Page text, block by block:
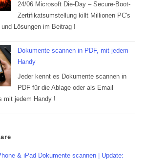
24/06 Microsoft Die-Day – Secure-Boot-
Zertifikatsumstellung killt Millionen PC's
Lösungen im Beitrag !
Dokumente scannen in PDF, mit jedem
Handy
Jeder kennt es Dokumente scannen in
PDF für die Ablage oder als Email
mit jedem Handy !
& iPad Dokumente scannen | Update: